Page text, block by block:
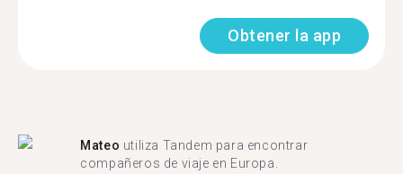
Obtener la app
Mateo utiliza Tandem para encontrar
compañeros de viaje en Europa.